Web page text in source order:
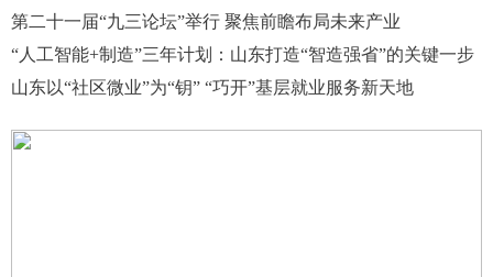
第二十一届“九三论坛”举行 聚焦前瞻布局未来产业
“人工智能+制造”三年计划：山东打造“智造强省”的关键一步
山东以“社区微业”为“钥” “巧开”基层就业服务新天地